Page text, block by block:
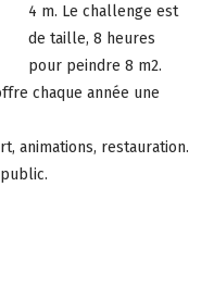
4 m. Le challenge est
de taille, 8 heures
pour peindre 8 m2.
chaque année une
animations, restauration.